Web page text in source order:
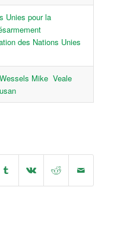
Unies pour la
des Nations Unies
Wessels Mike Veale